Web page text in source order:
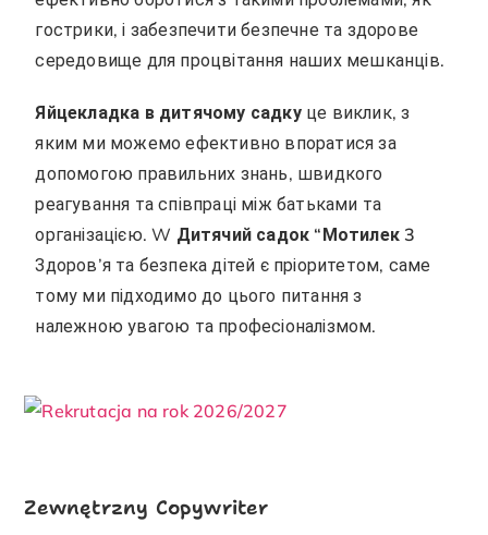
гострики, і забезпечити безпечне та здорове
середовище для процвітання наших мешканців.
Яйцекладка в дитячому садкуце виклик, з
яким ми можемо ефективно впоратися за
допомогою правильних знань, швидкого
реагування та співпраці між батьками та
організацією. W Дитячий садок “Мотилек 3
Здоров’я та безпека дітей є пріоритетом, саме
тому ми підходимо до цього питання з
належною увагою та професіоналізмом.
Zewnętrzny Copywriter